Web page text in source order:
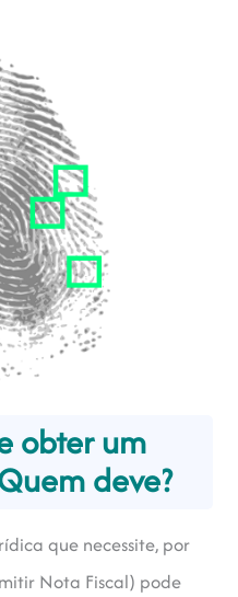
obter um
deve?
que necessite, por
Nota Fiscal) pode